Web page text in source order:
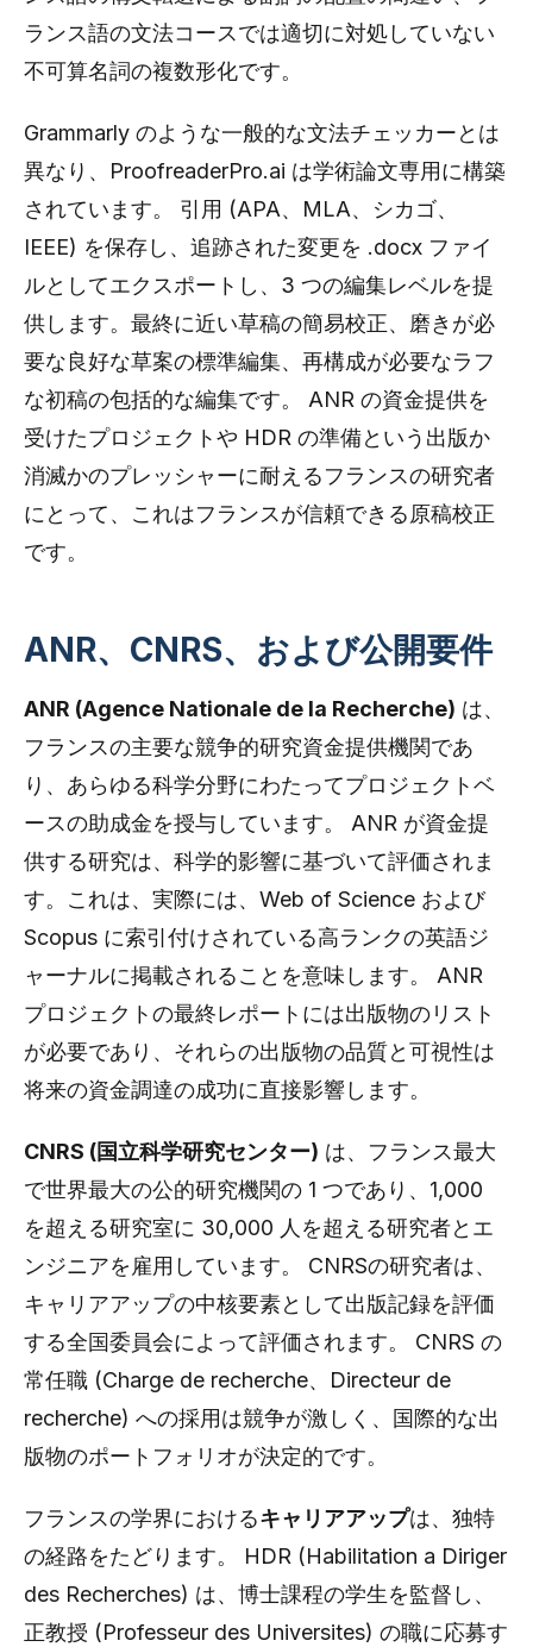
ランス語の文法コースでは適切に対処していない
不可算名詞の複数形化です。
Grammarly のような一般的な文法チェッカーとは
異なり、ProofreaderPro.ai は学術論文専用に構築
されています。 引用 (APA、MLA、シカゴ、
IEEE) を保存し、追跡された変更を .docx ファイ
ルとしてエクスポートし、3 つの編集レベルを提
供します。最終に近い草稿の簡易校正、磨きが必
要な良好な草案の標準編集、再構成が必要なラフ
な初稿の包括的な編集です。 ANR の資金提供を
受けたプロジェクトや HDR の準備という出版か
消滅かのプレッシャーに耐えるフランスの研究者
にとって、これはフランスが信頼できる原稿校正
です。
ANR、CNRS、および公開要件
ANR (Agence Nationale de la Recherche) は、
フランスの主要な競争的研究資金提供機関であ
り、あらゆる科学分野にわたってプロジェクトベ
ースの助成金を授与しています。 ANR が資金提
供する研究は、科学的影響に基づいて評価されま
す。これは、実際には、Web of Science および
Scopus に索引付けされている高ランクの英語ジ
ャーナルに掲載されることを意味します。 ANR
プロジェクトの最終レポートには出版物のリスト
が必要であり、それらの出版物の品質と可視性は
将来の資金調達の成功に直接影響します。
CNRS (国立科学研究センター) は、フランス最大
で世界最大の公的研究機関の 1 つであり、1,000
を超える研究室に 30,000 人を超える研究者とエ
ンジニアを雇用しています。 CNRSの研究者は、
キャリアアップの中核要素として出版記録を評価
する全国委員会によって評価されます。 CNRS の
常任職 (Charge de recherche、Directeur de
recherche) への採用は競争が激しく、国際的な出
版物のポートフォリオが決定的です。
フランスの学界におけるキャリアアップは、独特
の経路をたどります。 HDR (Habilitation a Diriger
des Recherches) は、博士課程の学生を監督し、
正教授 (Professeur des Universites) の職に応募す